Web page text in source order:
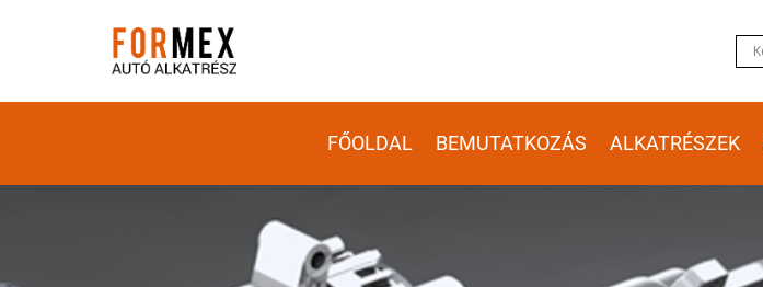
FŐOLDAL BEMUTATKOZÁS ALKATRÉSZEK